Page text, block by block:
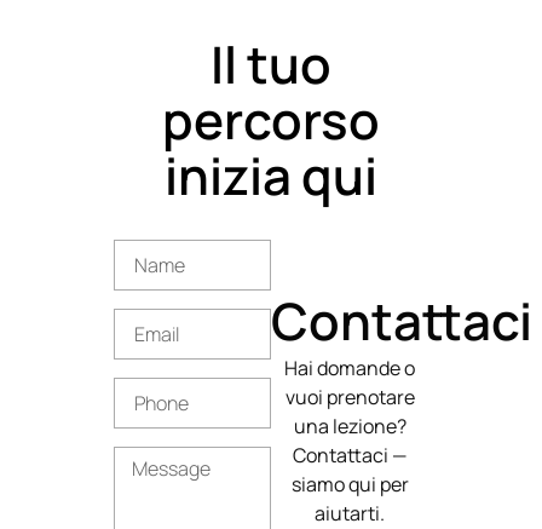
Il tuo
percorso
inizia qui
Contattaci
Hai domande o
vuoi prenotare
una lezione?
Contattaci —
siamo qui per
aiutarti.